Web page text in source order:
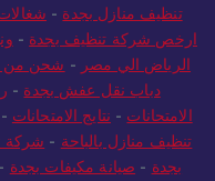
تنظيف منازل بجدة -
ارخص شركة تنظيف بجدة -
الرياض الي مصر - شحن من
دباب نقل عفش بجدة -
الامتحانات - نتايج الامتحانات -
تنظيف منازل بالباحة - شركة
بجدة - صيانة مكيفات بجدة -